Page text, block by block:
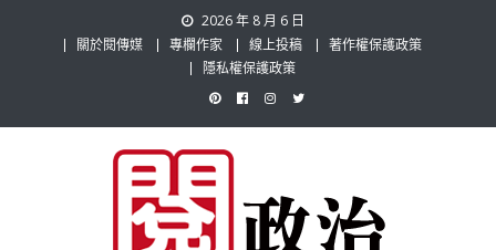
2026 年 8 月 6 日
關於閱傳媒
專欄作家 線上投稿
著作權保護政策
隱私權保護政策